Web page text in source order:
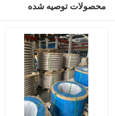
محصولات توصیه شده